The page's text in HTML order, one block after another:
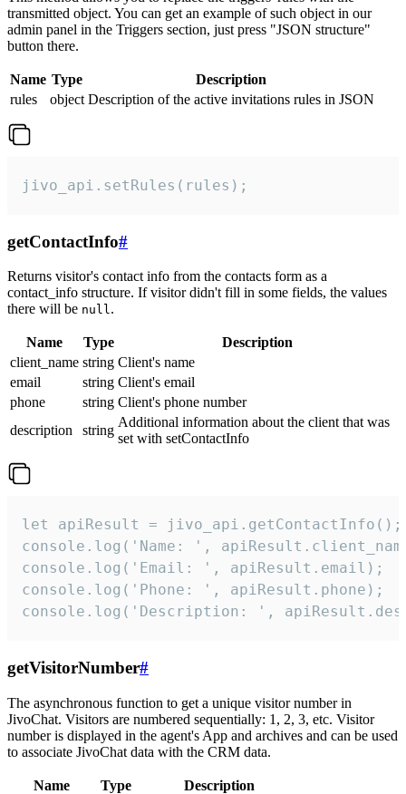
transmitted object. You can get an example of such object in our
admin panel in the Triggers section, just press "JSON structure"
button there.
Name Type
Description
rules
object Description of the active invitations rules in JSON
jivo_api.setRules(rules);
getContactInfo#
Returns visitor's contact info from the contacts form as a
contact_info structure. If visitor didn't fill in some fields, the values
there will be null.
Name Type
Description
client_name string Client's name
email
string Client's email
phone
string Client's phone number
description
string
Additional information about the client that was
set with setContactInfo
let apiResult = jivo_api.getContactInfo();
console.log('Name: ',
console.log('Email: ', apiResult.email);
console.log('Phone: ', apiResult.phone);
console.log('Description: ',
getVisitorNumber#
The asynchronous function to get a unique visitor number in
JivoChat. Visitors are numbered sequentially: 1, 2, 3, etc. Visitor
number is displayed in the agent's App and archives and can be used
to associate JivoChat data with the CRM data.
Name Type
Description